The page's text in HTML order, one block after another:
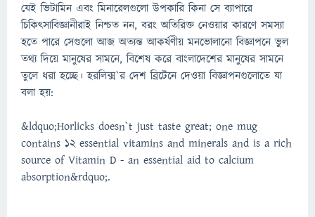
যেই ভিটামিন এবং মিনারেলগুলো উপকারি কিনা সে ব্যাপারে
চিকিৎসাবিজ্ঞানীরাই নিশ্চত নন, বরং অতিরিক্ত নেওয়ার কারণে সমস্যা
হতে পারে সেগুলো আজ অত্যন্ত আকর্ষণীয় মনভোলানো বিজ্ঞাপনে ভুল
তথ্য দিয়ে মানুষের সামনে, বিশেষ করে বাংলাদেশের মানুষের সামনে
তুলে ধরা হচ্ছে। হরলিক্স`র দেশ ব্রিটেনে দেওয়া বিজ্ঞাপনগুলোতে যা
বলা হয়:
&ldquo;Horlicks doesn`t just taste great; one mug
contains 12 essential vitamins and minerals and is a rich
source of Vitamin D - an essential aid to calcium
absorption&rdquo;.